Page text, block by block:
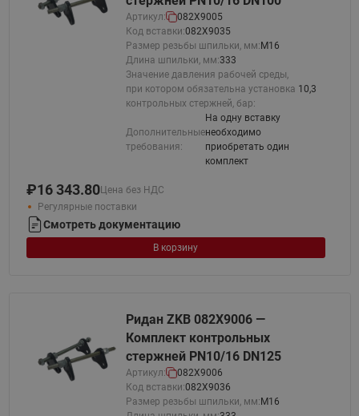
Артикул:
082X9005
Код вставки:082X9035
Размер резьбы шпильки, мм:М16
Длина шпильки, мм:333
Значение давления рабочей среды,
при котором обязательна установка
контрольных стержней, бар:
10,3
Дополнительные
требования:
На одну вставку
необходимо
приобретать один
комплект
₽16 343.80Цена без НДС
Регулярные поставки
Смотреть документацию
В корзину
Ридан ZKB 082X9006 —
Комплект контрольных
стержней PN10/16 DN125
Артикул:
082X9006
Код вставки:082X9036
Размер резьбы шпильки, мм:М16